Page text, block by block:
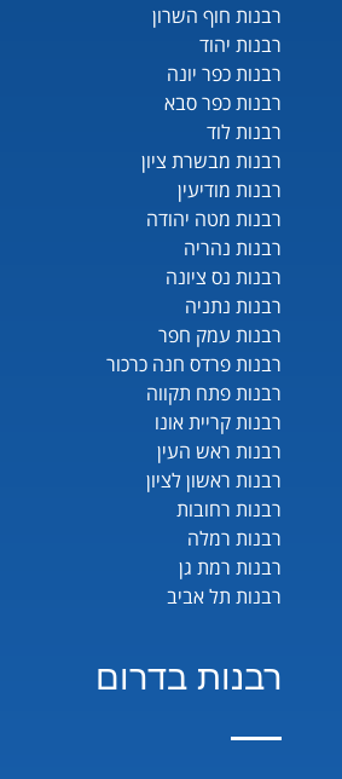
רבנות חוף השרון
רבנות יהוד
רבנות כפר יונה
רבנות כפר סבא
רבנות לוד
רבנות מבשרת ציון
רבנות מודיעין
רבנות מטה יהודה
רבנות נהריה
רבנות נס ציונה
רבנות נתניה
רבנות עמק חפר
רבנות פרדס חנה כרכור
רבנות פתח תקווה
רבנות קריית אונו
רבנות ראש העין
רבנות ראשון לציון
רבנות רחובות
רבנות רמלה
רבנות רמת גן
רבנות תל אביב
רבנות בדרום